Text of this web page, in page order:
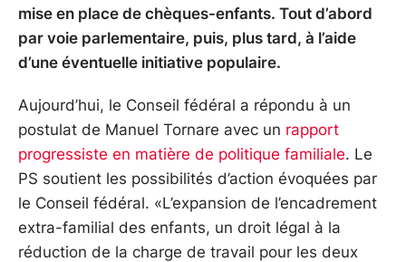
mise en place de chèques-enfants. Tout d’abord
par voie parlementaire, puis, plus tard, à l’aide
d’une éventuelle initiative populaire.
Aujourd’hui, le Conseil fédéral a répondu à un
postulat de Manuel Tornare avec un rapport
progressiste en matière de politique familiale. Le
PS soutient les possibilités d’action évoquées par
le Conseil fédéral. «L’expansion de l’encadrement
extra-familial des enfants, un droit légal à la
réduction de la charge de travail pour les deux